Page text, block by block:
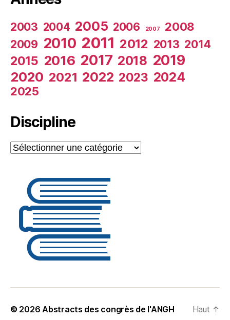
2003 2004 2005 2006 2007
2008
2009 2010 2011 2012 2013 2014
2015 2016 2017 2018 2019
2020 2021 2022 2023 2024
2025
Discipline
Discipline
© 2026 Abstracts des congrès de l'ANGH Haut ↑